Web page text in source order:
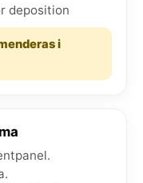
deposition
i